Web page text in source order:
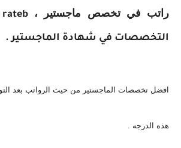
راتب في تخصص ماجستير ،
التخصصات في شهادة الماجستير .
افضل تخصصات الماجستير من حيث الرواتب بعد
هذه الدرجه .